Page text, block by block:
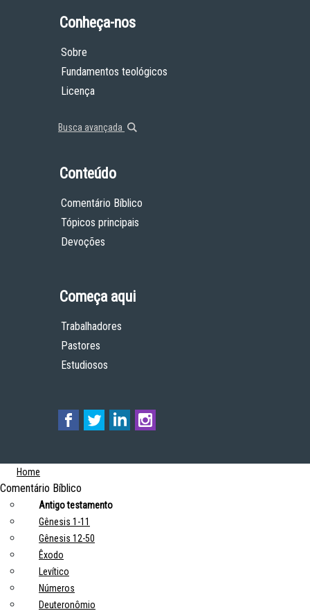
Conheça-nos
Sobre
Fundamentos teológicos
Licença
Busca avançada
Conteúdo
Comentário Bíblico
Tópicos principais
Devoções
Começa aqui
Trabalhadores
Pastores
Estudiosos
Home
Comentário Bíblico
Antigo testamento
Gênesis 1-11
Gênesis 12-50
Êxodo
Levítico
Números
Deuteronômio